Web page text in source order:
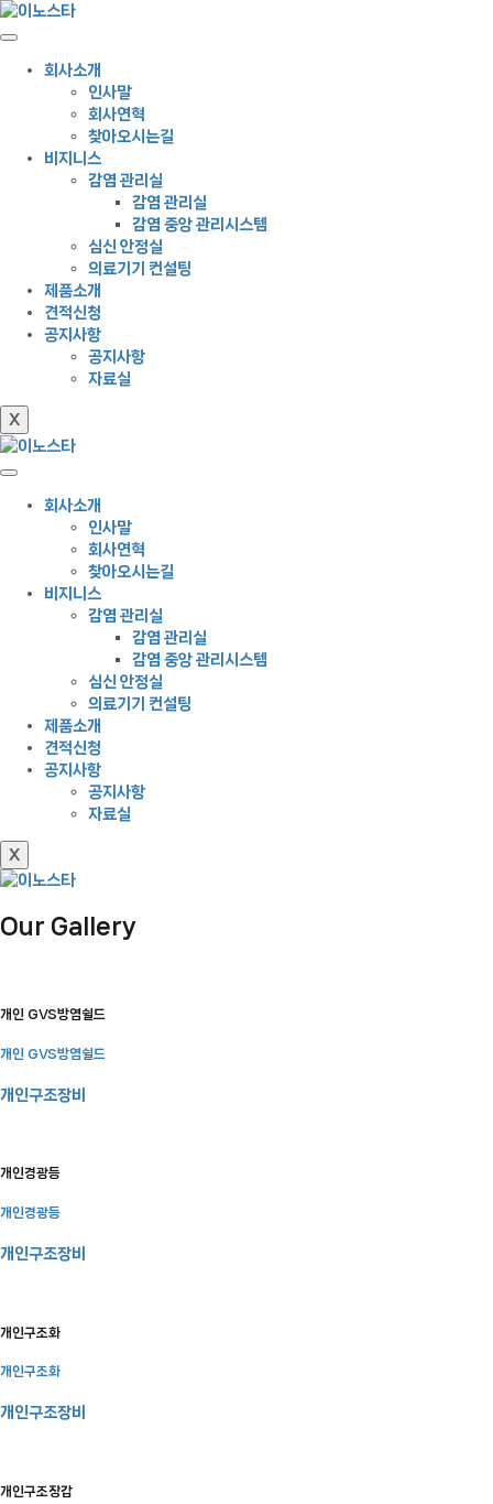
회사소개
인사말
회사연혁
찾아오시는길
비지니스
감염 관리실
감염 관리실
감염 중앙 관리시스템
심신 안정실
의료기기 컨설팅
제품소개
견적신청
공지사항
공지사항
자료실
X
회사소개
인사말
회사연혁
찾아오시는길
비지니스
감염 관리실
감염 관리실
감염 중앙 관리시스템
심신 안정실
의료기기 컨설팅
제품소개
견적신청
공지사항
공지사항
자료실
X
Our Gallery
개인 GVS방염쉴드
개인 GVS방염쉴드
개인구조장비
개인경광등
개인경광등
개인구조장비
개인구조화
개인구조화
개인구조장비
개인구조장갑